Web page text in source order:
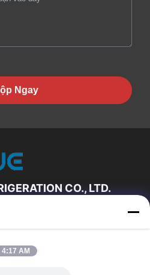
Ngay
CO., LTD.
Về Chúng Tôi
4:17 AM